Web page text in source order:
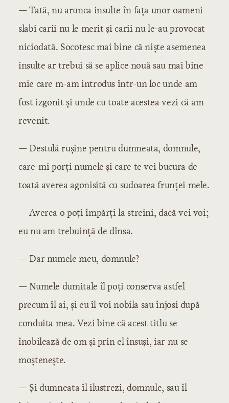
— Tată, nu arunca insulte în fața unor oameni
slabi carii nu le merit și carii nu le-au provocat
niciodată. Socotesc mai bine că niște asemenea
insulte ar trebui să se aplice nouă sau mai bine
mie care m-am introdus într-un loc unde am
fost izgonit și unde cu toate acestea vezi că am
revenit.
— Destulă rușine pentru dumneata, domnule,
care-mi porți numele și care te vei bucura de
toată averea agonisită cu sudoarea frunței mele.
— Averea o poți împărți la streini, dacă vei voi;
eu nu am trebuință de dînsa.
— Dar numele meu, domnule?
— Numele dumitale îl poți conserva astfel
precum îl ai, și eu îl voi nobila sau înjosi după
conduita mea. Vezi bine că acest titlu se
înobilează de om și prin el însuși, iar nu se
moștenește.
— Și dumneata îl ilustrezi, domnule, sau îl